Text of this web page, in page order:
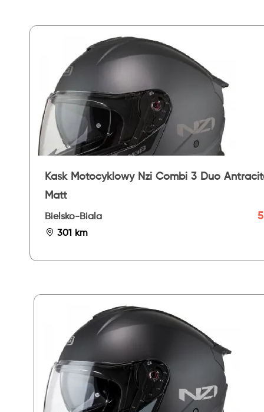
Kask Motocyklowy Nzi Combi 3 Duo
Matt
Bielsko-Biala
301 km